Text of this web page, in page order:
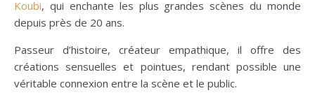
Koubi, qui enchante les plus grandes scènes du monde
depuis près de 20 ans.
Passeur d’histoire, créateur empathique, il offre des
créations sensuelles et pointues, rendant possible une
véritable connexion entre la scène et le public.